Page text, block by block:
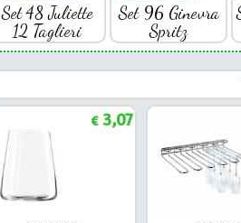
Set 48 Juliette
12 Taglieri
Set 96 Ginevra
Spritz
€3,07